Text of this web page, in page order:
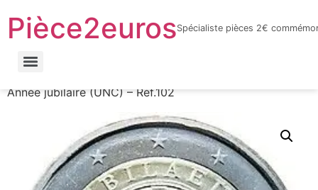
LnyacO_HdHZmhxKtnaFXQuhcbF-jYnbRWJOFBf_6sYY
Pièce2eurosSpécialiste pièces 2€
Année jubilaire (UNC) – Réf.102